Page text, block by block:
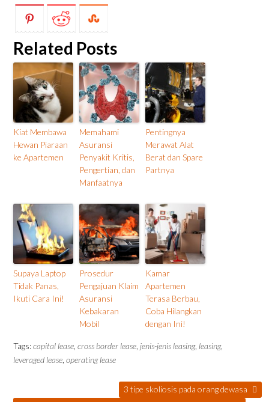
Related Posts
Kiat Membawa
Hewan Piaraan
ke Apartemen
Memahami
Asuransi
Penyakit Kritis,
Pengertian, dan
Manfaatnya
Pentingnya
Merawat Alat
Berat dan Spare
Partnya
Supaya Laptop
Tidak Panas,
Ikuti Cara Ini!
Prosedur
Pengajuan Klaim
Asuransi
Kebakaran
Mobil
Kamar
Apartemen
Terasa Berbau,
Coba Hilangkan
dengan Ini!
Tags:capital lease, cross border lease, jenis-jenis leasing, leasing,
leveraged lease, operating lease
3 tipe skoliosis pada orang dewasa